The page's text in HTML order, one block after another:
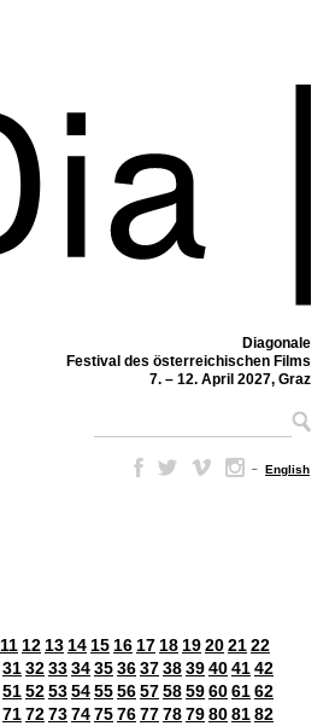
Diagonale
Festival des österreichischen Films
7. – 12. April 2027, Graz
– English
11 12 13 14 15 16 17 18 19202122
313233343536373839404142
515253545556575859606162
717273747576777879808182